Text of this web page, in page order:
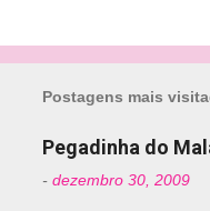
m
e
t
á
Postagens mais
Pegadinha do
- dezembro 30, 2009